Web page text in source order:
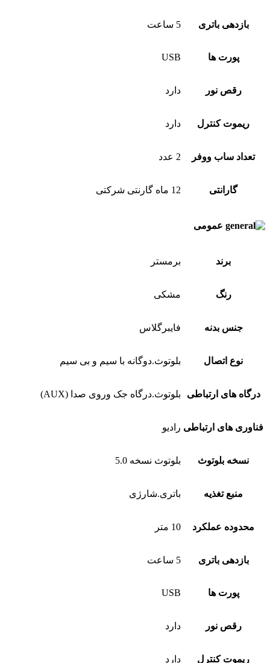
بازدهی باتری 5 ساعت
پورت ها USB
رقص نور دارد
ریموت کنترل دارد
تعداد ساب ووفر 2 عدد
گارانتی 12 ماه گارنتی شرکتی
عمومی
برند برمستر
رنگ مشکی
جنس بدنه فایبرگلاس
نوع اتصال بلوتوث.دوگانه با سیم و بی سیم
درگاه های ارتباطی بلوتوث.درگاه جک وروی صدا (AUX)
فناوری های ارتباطی رادیو
نسخه بلوتوث بلوتوث نسخه 5.0
منبع تغذیه باتری.شارژی
محدوده عملکرد 10 متر
بازدهی باتری 5 ساعت
پورت ها USB
رقص نور دارد
ریموت کنترل دارد